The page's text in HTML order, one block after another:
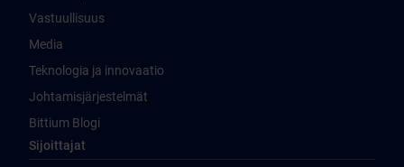
Vastuullisuus
Media
Teknologia ja innovaatio
Johtamisjärjestelmät
Bittium Blogi
Sijoittajat